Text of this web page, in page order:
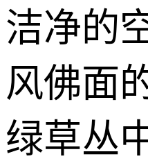
洁净的
风佛面
绿草丛